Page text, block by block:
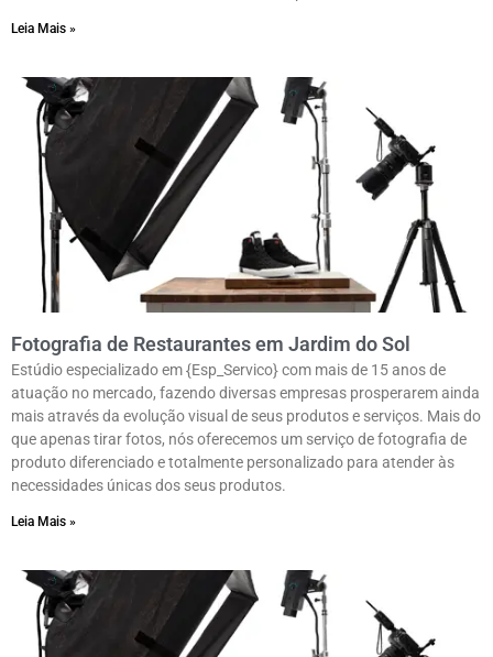
Leia Mais »
Fotografia de Restaurantes em Jardim do Sol
Estúdio especializado em {Esp_Servico} com mais de 15 anos de
atuação no mercado, fazendo diversas empresas prosperarem ainda
mais através da evolução visual de seus produtos e serviços. Mais do
que apenas tirar fotos, nós oferecemos um serviço de fotografia de
produto diferenciado e totalmente personalizado para atender às
necessidades únicas dos seus produtos.
Leia Mais »